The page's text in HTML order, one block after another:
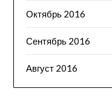
Октябрь 2016
Сентябрь 2016
Август 2016